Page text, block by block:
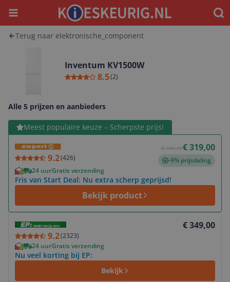
Menu
Terug naar elektronische_component
Inventum KV1500W
8.5(2)
Alle 5 prijzen en aanbieders
Meest populaire keuze – Scherpste prijs!
9.2(426)
€ 349,00€ 319,00
-9% prijsdaling
24 uurGratis verzending
Fris van Start Deal: Nu extra scherp geprijsd!
Bekijk product
Bekijk product
9.2(2323)
€ 349,00
24 uurGratis verzending
Nu veel korting bij EP:
Bekijk